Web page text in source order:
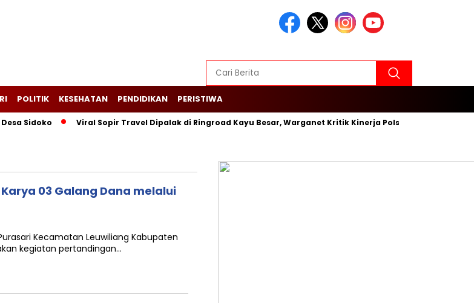
POLITIK KESEHATAN PENDIDIKAN PERISTIWA
Sidoko Viral Sopir Travel Dipalak di Ringroad Kayu Besar, Warganet Kritik Kinerja Polsek Cengkareng
03 Galang Dana melalui
Kecamatan Leuwiliang Kabupaten
kegiatan pertandingan…